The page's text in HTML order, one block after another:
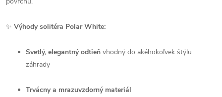
✨ Výhody solitéra Polar White:
Svetlý, elegantný odtieň vhodný do akéhokoľvek štýlu
záhrady
Trvácny a mrazuvzdorný materiál